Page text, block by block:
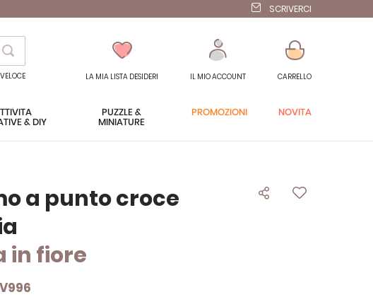
SCRIVERCI
Search
LA MIA LISTA DESIDERI IL MIO ACCOUNT CARRELLO
& DIY
PUZZLE &
MINIATURE
PROMOZIONI NOVITÀ
a punto croce
in fiore